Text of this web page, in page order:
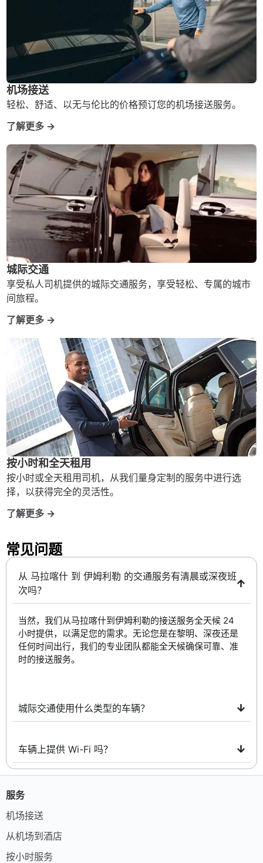
机场接送
轻松、舒适、以无与伦比的价格预订您的机场接送服务。
了解更多 →
城际交通
享受私人司机提供的城际交通服务，享受轻松、专属的城市
间旅程。
了解更多 →
按小时和全天租用
按小时或全天租用司机，从我们量身定制的服务中进行选
择，以获得完全的灵活性。
了解更多 →
常见问题 ​
从 马拉喀什 到 伊姆利勒 的交通服务有清晨或深夜班
次吗？
当然，我们从马拉喀什到伊姆利勒的接送服务全天候 24
小时提供，以满足您的需求。无论您是在黎明、深夜还是
任何时间出行，我们的专业团队都能全天候确保可靠、准
时的接送服务。
城际交通使用什么类型的车辆？
车辆上提供 Wi-Fi 吗？
服务
机场接送
从机场到酒店
按小时服务